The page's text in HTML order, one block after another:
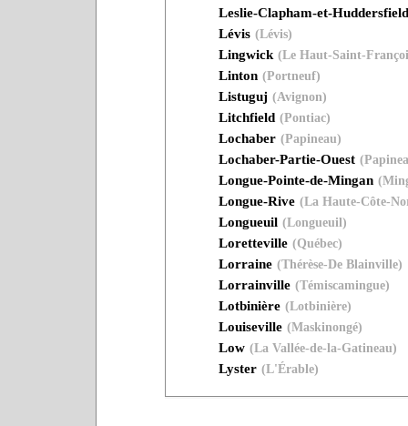
Leslie-Clapham-et-Huddersfield
Lévis (Lévis)
Lingwick (Le Haut-Saint-
Linton (Portneuf)
Listuguj (Avignon)
Litchfield (Pontiac)
Lochaber (Papineau)
Lochaber-Partie-Ouest
Longue-Pointe-de-Mingan
Longue-Rive (La Haute-Côte-
Longueuil (Longueuil)
Loretteville (Québec)
Lorraine (Thérèse-De Blainville)
Lorrainville (Témiscamingue)
Lotbinière (Lotbinière)
Louiseville (Maskinongé)
Low (La Vallée-de-la-Gatineau)
Lyster (L'Érable)